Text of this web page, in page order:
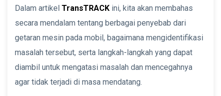
Dalam artikel TransTRACK ini, kita akan membahas
secara mendalam tentang berbagai penyebab dari
getaran mesin pada mobil, bagaimana mengidentifikasi
masalah tersebut, serta langkah-langkah yang dapat
diambil untuk mengatasi masalah dan mencegahnya
agar tidak terjadi di masa mendatang.